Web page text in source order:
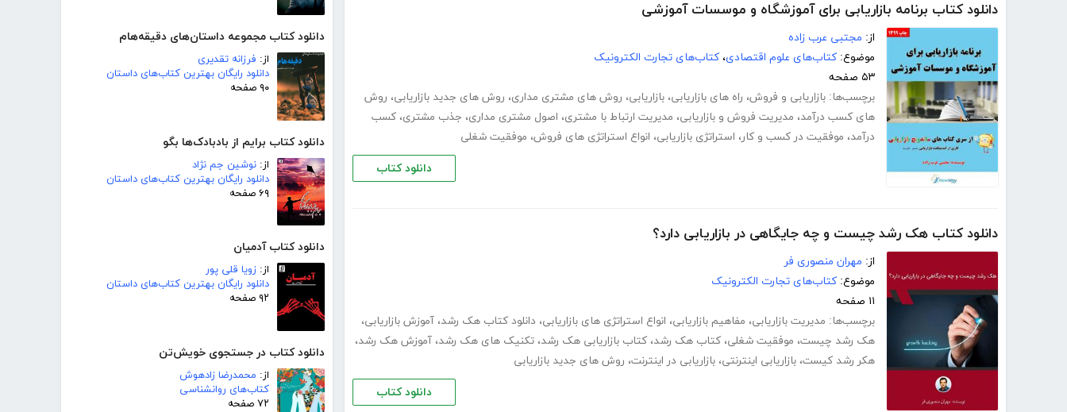
دانلود کتاب مجموعه داستان‌های دقیقه‌هام
از: فرزانه تقدیری
دانلود رایگان بهترین کتاب‌های داستان
۹۰ صفحه
دانلود کتاب برایم از بادبادک‌ها بگو
از: نوشین جم نژاد
دانلود رایگان بهترین کتاب‌های داستان
۶۹ صفحه
دانلود کتاب آدمیان
از: زویا قلی پور
دانلود رایگان بهترین کتاب‌های داستان
۹۲ صفحه
دانلود کتاب در جستجوی خویش‌تن
از: محمدرضا زادهوش
کتاب‌های روانشناسی
۷۲ صفحه
دانلود کتاب برنامه بازاریابی برای آموزشگاه و موسسات آموزشی
از: مجتبی عرب زاده
موضوع: کتاب‌های علوم اقتصادی، کتاب‌های تجارت الکترونیک
۵۳ صفحه
برچسب‌ها: بازاریابی و فروش، راه های بازاریابی، بازاریابی، روش های مشتری مداری، روش های جدید بازاریابی، روش
های کسب درآمد، مدیریت فروش و بازاریابی، مدیریت ارتباط با مشتری، اصول مشتری مداری، جذب مشتری، کسب
درآمد، موفقیت در کسب و کار، استراتژی بازاریابی، انواع استراتژی های فروش، موفقیت شغلی
دانلود کتاب
دانلود کتاب هک رشد چیست و چه جایگاهی در بازاریابی دارد؟
از: مهران منصوری فر
موضوع: کتاب‌های تجارت الکترونیک
۱۱ صفحه
برچسب‌ها: مدیریت بازاریابی، مفاهیم بازاریابی، انواع استراتژی های بازاریابی، دانلود کتاب هک رشد، آموزش بازاریابی،
هک رشد چیست، موفقیت شغلی، کتاب هک رشد، کتاب بازاریابی هک رشد، تکنیک های هک رشد، آموزش هک رشد،
هکر رشد کیست، بازاریابی اینترنتی، بازاریابی در اینترنت، روش های جدید بازاریابی
دانلود کتاب